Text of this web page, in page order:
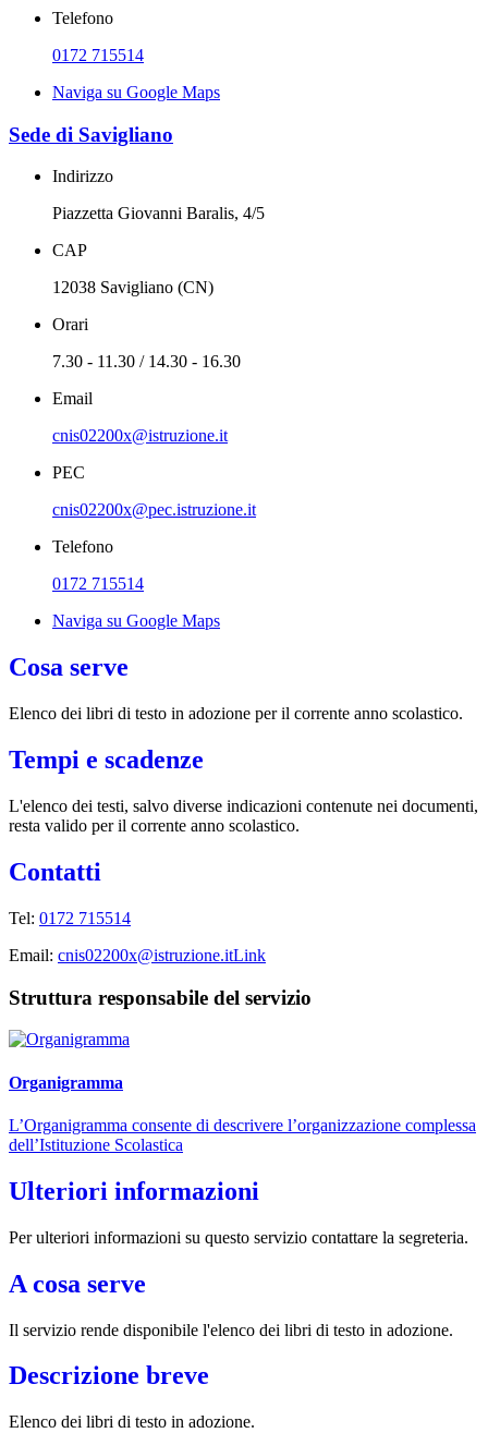
Telefono
0172 715514
Naviga su Google Maps
Sede di Savigliano
Indirizzo
Piazzetta Giovanni Baralis, 4/5
CAP
12038 Savigliano (CN)
Orari
7.30 - 11.30 / 14.30 - 16.30
Email
cnis02200x@istruzione.it
PEC
cnis02200x@pec.istruzione.it
Telefono
0172 715514
Naviga su Google Maps
Cosa serve
Elenco dei libri di testo in adozione per il corrente anno scolastico.
Tempi e scadenze
L'elenco dei testi, salvo diverse indicazioni contenute nei documenti,
resta valido per il corrente anno scolastico.
Contatti
Tel: 0172 715514
Email: cnis02200x@istruzione.itLink
Struttura responsabile del servizio
Organigramma
L’Organigramma consente di descrivere l’organizzazione complessa
dell’Istituzione Scolastica
Ulteriori informazioni
Per ulteriori informazioni su questo servizio contattare la segreteria.
A cosa serve
Il servizio rende disponibile l'elenco dei libri di testo in adozione.
Descrizione breve
Elenco dei libri di testo in adozione.